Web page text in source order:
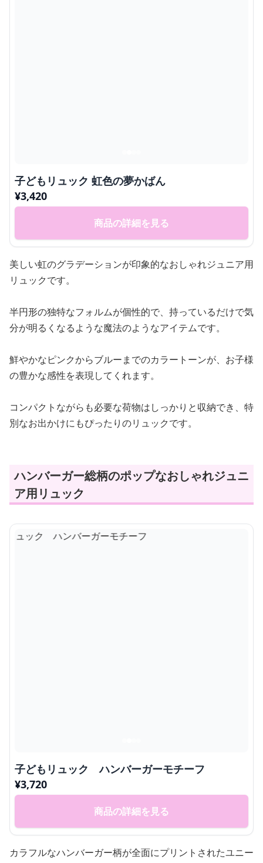
子どもリュック 虹色の夢かばん
¥3,420
商品の詳細を見る
美しい虹のグラデーションが印象的なおしゃれジュニア用
リュックです。
半円形の独特なフォルムが個性的で、持っているだけで気
分が明るくなるような魔法のようなアイテムです。
鮮やかなピンクからブルーまでのカラートーンが、お子様
の豊かな感性を表現してくれます。
コンパクトながらも必要な荷物はしっかりと収納でき、特
別なお出かけにもぴったりのリュックです。
ハンバーガー総柄のポップなおしゃれジュニ
ア用リュック
子どもリュック ハンバーガーモチーフ
¥3,720
商品の詳細を見る
カラフルなハンバーガー柄が全面にプリントされたユニー